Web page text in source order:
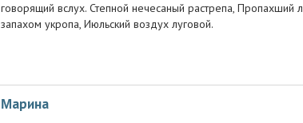
говорящий вслух. Степной нечесаный растрепа, Пропахший
запахом укропа, Июльский воздух луговой.
Μарина